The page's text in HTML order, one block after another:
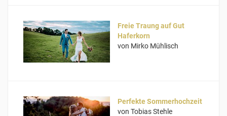
Freie Traung auf Gut
Haferkorn
von Mirko Mühlisch
Perfekte Sommerhochzeit
von Tobias Stehle